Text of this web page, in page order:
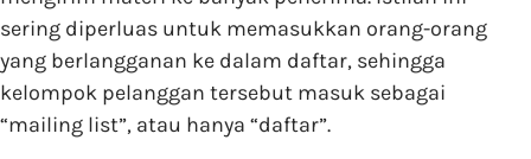
sering diperluas untuk memasukkan orang-orang
yang berlangganan ke dalam daftar, sehingga
kelompok pelanggan tersebut masuk sebagai
“mailing list”, atau hanya “daftar”.